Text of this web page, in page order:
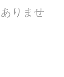
りませ